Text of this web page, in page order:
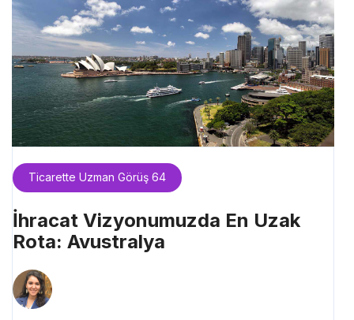
Ticarette Uzman Görüş 64
İhracat Vizyonumuzda En Uzak
Rota: Avustralya